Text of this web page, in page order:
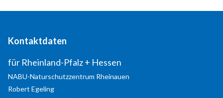
Kontaktdaten
für Rheinland-Pfalz + Hessen
NABU-Naturschutzzentrum Rheinauen
Robert Egeling